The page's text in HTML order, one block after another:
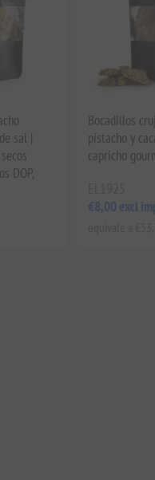
sal |
DOP,
Bocadillos
pistacho y
capricho
€8,00 excl